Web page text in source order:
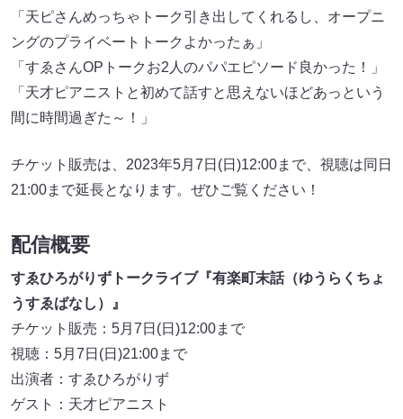
「天ピさんめっちゃトーク引き出してくれるし、オープニ
ングのプライベートトークよかったぁ」
「すゑさんOPトークお2人のパパエピソード良かった！」
「天才ピアニストと初めて話すと思えないほどあっという
間に時間過ぎた～！」
チケット販売は、2023年5月7日(日)12:00まで、視聴は同日
21:00まで延長となります。ぜひご覧ください！
配信概要
すゑひろがりずトークライブ『有楽町末話（ゆうらくちょ
うすゑばなし）』
チケット販売：5月7日(日)12:00まで
視聴：5月7日(日)21:00まで
出演者：すゑひろがりず
ゲスト：天才ピアニスト